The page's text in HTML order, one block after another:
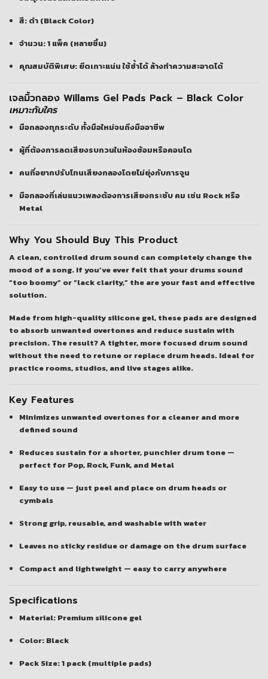
สี: ดำ (Black Color)
จำนวน:1 แพ็ค (หลายชิ้น)
คุณสมบัติพิเศษ: ยึดเกาะแน่น ใช้ซ้ำได้ ล้างทำความสะอาดได้
เจลมิ้วกลอง Willams Gel Pads Pack – Black Color
เหมาะกับใคร
มือกลองทุกระดับ ทั้งมือใหม่จนถึงมืออาชีพ
ผู้ที่ต้องการลดเสียงรบกวนในห้องซ้อมหรือคอนโด
คนที่อยากปรับโทนเสียงกลองโดยไม่ยุ่งกับการจูน
มือกลองที่เล่นแนวเพลงต้องการเสียงกระชับ คม เช่น Rock หรือ
Metal
Why You Should Buy This Product
A clean, controlled drum sound can completely change the
mood of a song. If you’ve ever felt that your drums sound
“too boomy” or “lack clarity,” the are your fast and effective
solution.
Made from high-quality silicone gel, these pads are designed
to absorb unwanted overtones and reduce sustain with
precision. The result? A tighter, more focused drum sound
without the need to retune or replace drum heads. Ideal for
practice rooms, studios, and live stages alike.
Key Features
Minimizes unwanted overtones for a cleaner and more
defined sound
Reduces sustain for a shorter, punchier drum tone —
perfect for Pop, Rock, Funk, and Metal
Easy to use — just peel and place on drum heads or
cymbals
Strong grip, reusable, and washable with water
Leaves no sticky residue or damage on the drum surface
Compact and lightweight — easy to carry anywhere
Specifications
Material: Premium silicone gel
Color: Black
Pack Size:1 pack (multiple pads)